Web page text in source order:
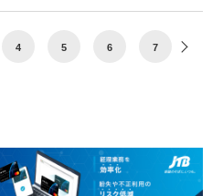
4 5 6 7